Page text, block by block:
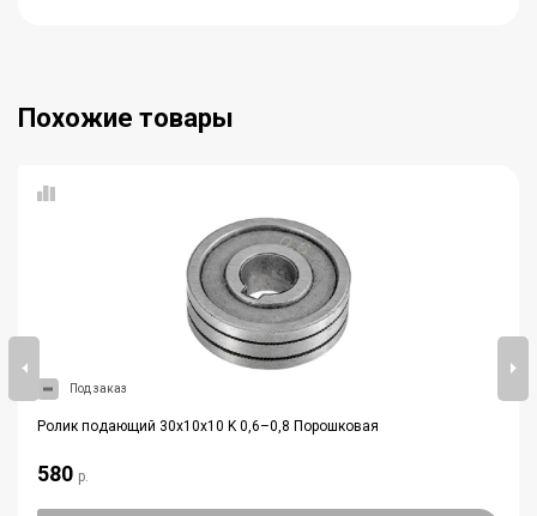
Похожие товары
Под заказ
Ролик подающий 30х10х10 K 0,6–0,8 Порошковая
580 р.